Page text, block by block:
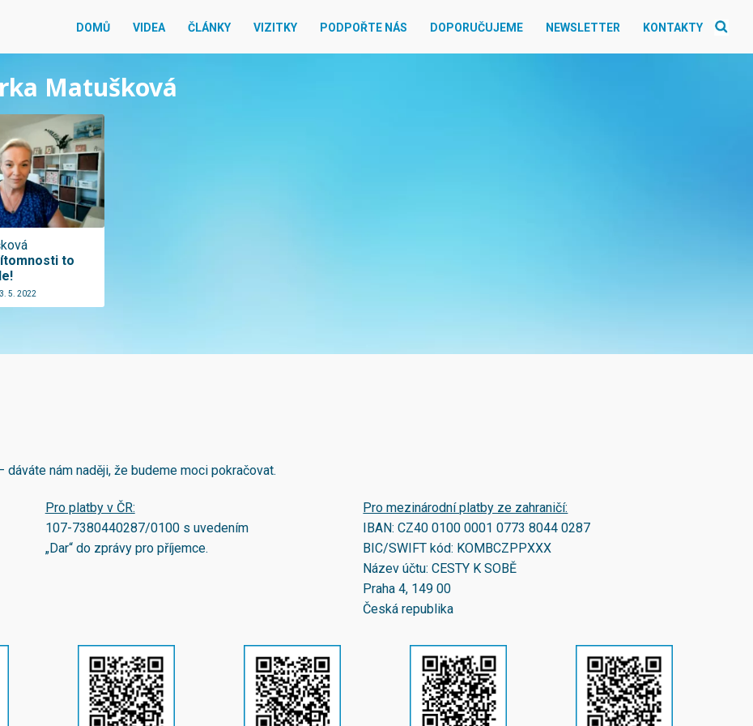
DOMŮ VIDEA ČLÁNKY VIZITKY PODPOŘTE NÁS DOPORUČUJEME NEWSLETTER KONTAKTY
Matušková
to
5. 2022
nám naději, že budeme moci pokračovat.
Pro platby v ČR:
107-7380440287/0100s uvedením
„Dar“ do zprávy pro příjemce.
Pro mezinárodní platby ze zahraničí:
IBAN:CZ40 0100 0001 0773 8044 0287
BIC/SWIFT kód: KOMBCZPPXXX
Název účtu: CESTY K SOBĚ
Praha 4, 149 00
Česká republika